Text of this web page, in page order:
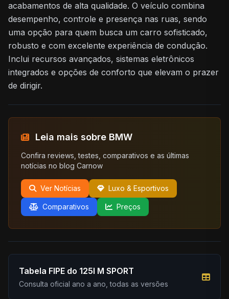
acabamentos de alta qualidade. O veículo combina
desempenho, controle e presença nas ruas, sendo
uma opção para quem busca um carro sofisticado,
robusto e com excelente experiência de condução.
Inclui recursos avançados, sistemas eletrônicos
integrados e opções de conforto que elevam o prazer
de dirigir.
Leia mais sobre BMW
Confira reviews, testes, comparativos e as últimas
notícias no blog Carnow
Ver Notícias Luxo & Esportivos
Comparativos Preços
Tabela FIPE do 125I M SPORT
Consulta oficial ano a ano, todas as versões